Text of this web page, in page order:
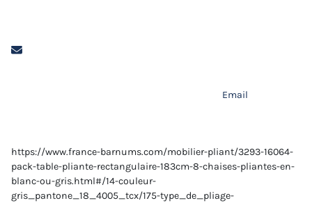
Email
https://www.france-barnums.com/mobilier-pliant/3293-16064-
pack-table-pliante-rectangulaire-183cm-8-chaises-pliantes-en-
blanc-ou-gris.html#/14-couleur-
gris_pantone_18_4005_tcx/175-type_de_pliage-